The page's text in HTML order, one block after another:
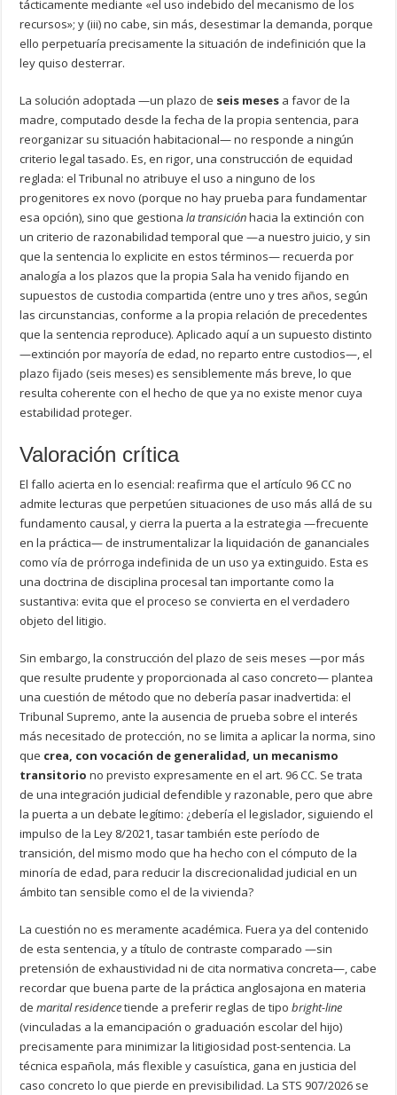
tácticamente mediante «el uso indebido del mecanismo de los
recursos»; y (iii) no cabe, sin más, desestimar la demanda, porque
ello perpetuaría precisamente la situación de indefinición que la
ley quiso desterrar.
La solución adoptada —un plazo de seis meses a favor de la
madre, computado desde la fecha de la propia sentencia, para
reorganizar su situación habitacional— no responde a ningún
criterio legal tasado. Es, en rigor, una construcción de equidad
reglada: el Tribunal no atribuye el uso a ninguno de los
progenitores ex novo (porque no hay prueba para fundamentar
esa opción), sino que gestionala transiciónhacia la extinción con
un criterio de razonabilidad temporal que —a nuestro juicio, y sin
que la sentencia lo explicite en estos términos— recuerda por
analogía a los plazos que la propia Sala ha venido fijando en
supuestos de custodia compartida (entre uno y tres años, según
las circunstancias, conforme a la propia relación de precedentes
que la sentencia reproduce). Aplicado aquí a un supuesto distinto
—extinción por mayoría de edad, no reparto entre custodios—, el
plazo fijado (seis meses) es sensiblemente más breve, lo que
resulta coherente con el hecho de que ya no existe menor cuya
estabilidad proteger.
Valoración crítica
El fallo acierta en lo esencial: reafirma que el artículo 96 CC no
admite lecturas que perpetúen situaciones de uso más allá de su
fundamento causal, y cierra la puerta a la estrategia —frecuente
en la práctica— de instrumentalizar la liquidación de gananciales
como vía de prórroga indefinida de un uso ya extinguido. Esta es
una doctrina de disciplina procesal tan importante como la
sustantiva: evita que el proceso se convierta en el verdadero
objeto del litigio.
Sin embargo, la construcción del plazo de seis meses —por más
que resulte prudente y proporcionada al caso concreto— plantea
una cuestión de método que no debería pasar inadvertida: el
Tribunal Supremo, ante la ausencia de prueba sobre el interés
más necesitado de protección, no se limita a aplicar la norma, sino
que crea, con vocación de generalidad, un mecanismo
transitorio no previsto expresamente en el art. 96 CC. Se trata
de una integración judicial defendible y razonable, pero que abre
la puerta a un debate legítimo: ¿debería el legislador, siguiendo el
impulso de la Ley 8/2021, tasar también este período de
transición, del mismo modo que ha hecho con el cómputo de la
minoría de edad, para reducir la discrecionalidad judicial en un
ámbito tan sensible como el de la vivienda?
La cuestión no es meramente académica. Fuera ya del contenido
de esta sentencia, y a título de contraste comparado —sin
pretensión de exhaustividad ni de cita normativa concreta—, cabe
recordar que buena parte de la práctica anglosajona en materia
demarital residencetiende a preferir reglas de tipobright-line
(vinculadas a la emancipación o graduación escolar del hijo)
precisamente para minimizar la litigiosidad post-sentencia. La
técnica española, más flexible y casuística, gana en justicia del
caso concreto lo que pierde en previsibilidad. La STS 907/2026 se